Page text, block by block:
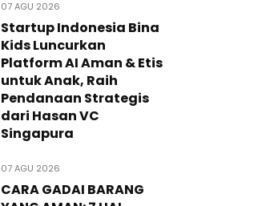
07 AGU 2026
Startup Indonesia Bina
Kids Luncurkan
Platform AI Aman & Etis
untuk Anak, Raih
Pendanaan Strategis
dari Hasan VC
Singapura
07 AGU 2026
CARA GADAI BARANG